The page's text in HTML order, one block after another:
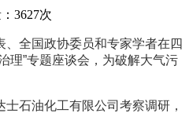
3627次
全国政协委员和专家学者在四
理”专题座谈会，为破解大气污
石油化工有限公司考察调研，